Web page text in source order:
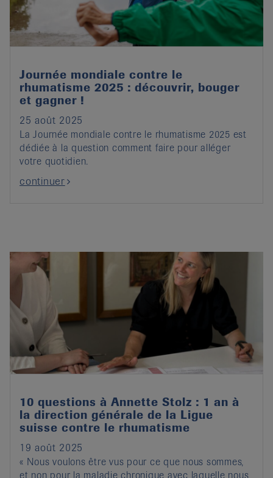
Journée mondiale contre le
rhumatisme 2025 : découvrir, bouger
et gagner !
25 août 2025
La Journée mondiale contre le rhumatisme 2025 est
dédiée à la question comment faire pour alléger
votre quotidien.
continuer
10 questions à Annette Stolz : 1 an à
la direction générale de la Ligue
suisse contre le rhumatisme
19 août 2025
« Nous voulons être vus pour ce que nous sommes,
et non pour la maladie chronique avec laquelle nous